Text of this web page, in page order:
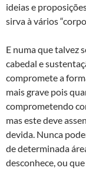
ideias e
sirva à vários
E numa que talvez
cabedal e
compromete a
mais grave pois
comprometendo
mas este deve
devida. Nunca
de determinada
desconhece, ou